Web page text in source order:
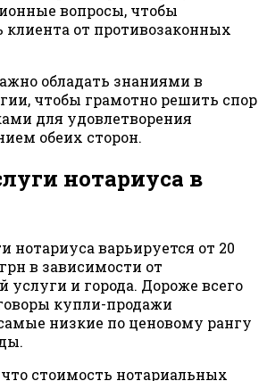
вопросы, чтобы
клиента от противозаконных
обладать знаниями в
чтобы грамотно решить спор
для удовлетворения
обеих сторон.
нотариуса в
нотариуса варьируется от 20
в зависимости от
услуги и города. Дороже всего
купли-продажи
низкие по ценовому рангу
стоимость нотариальных